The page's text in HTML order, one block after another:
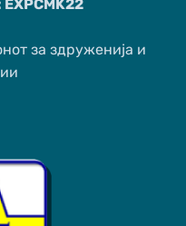
за здруженија и